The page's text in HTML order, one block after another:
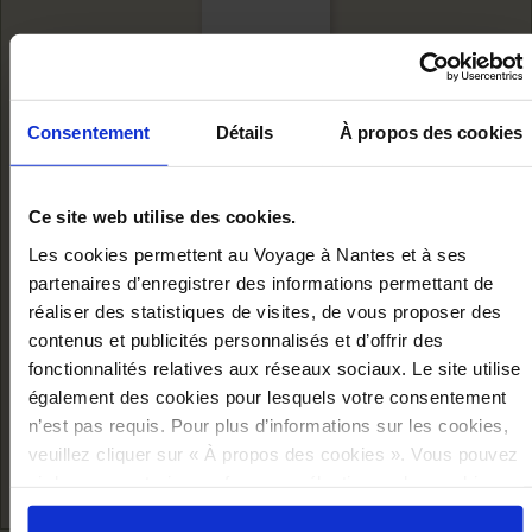
Consentement Détails À propos des cookies
Ce site web utilise des cookies.
Les cookies permettent au Voyage à Nantes et à ses
partenaires d’enregistrer des informations permettant de
réaliser des statistiques de visites, de vous proposer des
contenus et publicités personnalisés et d’offrir des
fonctionnalités relatives aux réseaux sociaux. Le site utilise
également des cookies pour lesquels votre consentement
n’est pas requis. Pour plus d’informations sur les cookies,
veuillez cliquer sur « À propos des cookies ». Vous pouvez
selon les finalités via l'onglet « Détails ». À tout moment,
MAGNET
VINTAGE -
CARROUSEL
Ajouter au panier